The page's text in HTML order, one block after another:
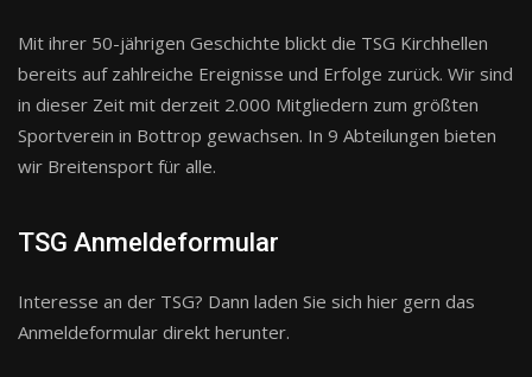
Mit ihrer 50-jährigen Geschichte blickt die TSG Kirchhellen
bereits auf zahlreiche Ereignisse und Erfolge zurück. Wir sind
in dieser Zeit mit derzeit 2.000 Mitgliedern zum größten
Sportverein in Bottrop gewachsen. In 9 Abteilungen bieten
wir Breitensport für alle.
TSG Anmeldeformular
Interesse an der TSG? Dann laden Sie sich hier gern das
Anmeldeformular direkt herunter.